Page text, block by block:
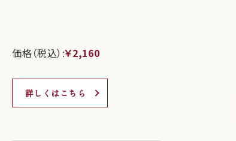
価格（税込）:￥2,160
詳しくはこちら